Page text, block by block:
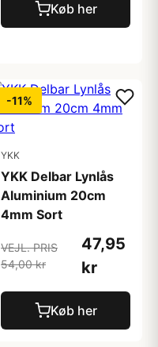
Køb her
-11%
YKK
YKK Delbar Lynlås
Aluminium 20cm
4mm Sort
VEJL. PRIS
54,00 kr
47,95
kr
Køb her